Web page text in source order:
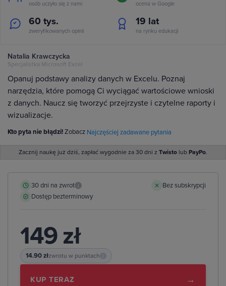
osób uczyło się z nami ocena w Google
60 tys.
zweryfikowanych opinii
19 lat
na rynku edukacji
Natalia Krawczycka
Specjalistka Microsoft Excel
Opanuj podstawy analizy danych w Excelu. Poznaj
narzędzia, które pomogą Ci wyciągać wartościowe wnioski
z danych. Naucz się tworzyć przejrzyste i czytelne raporty i
wizualizacje.
Kto pyta nie błądzi!Zobacz Najczęściej zadawane pytania
Zacznij naukę już dziś, zapłać wygodnie za 30 dni z Twisto lub PayPo.
30 dni na zwrot i
Bez subskrypcji
Dostęp bezterminowy
149 zł
14.90 złzwrotu w punktach
KUP TERAZ →